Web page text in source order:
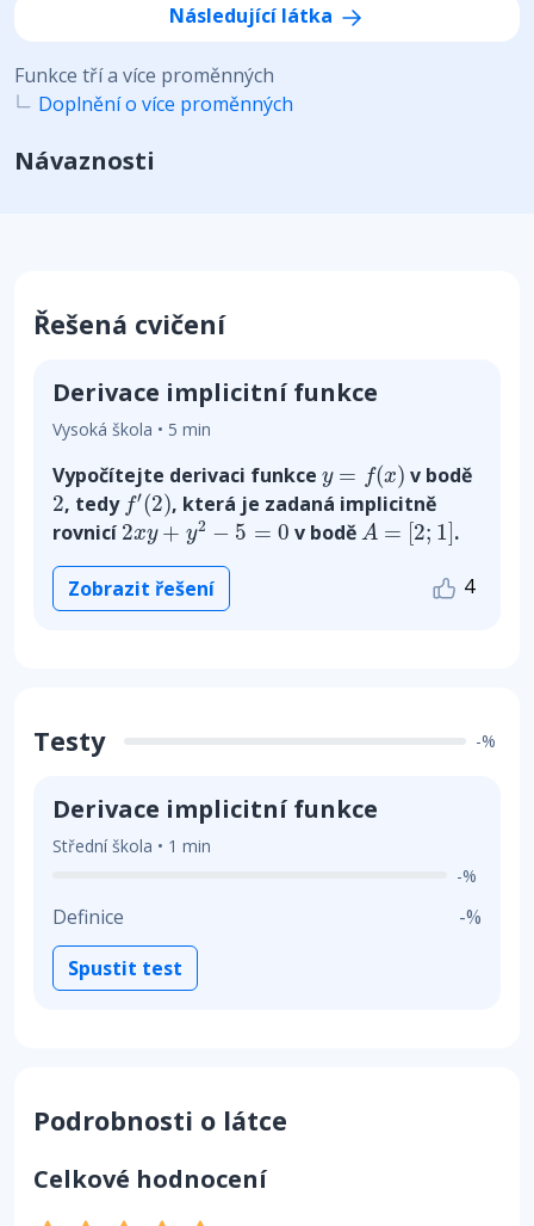
Následující látka
Funkce tří a více proměnných
Doplnění o více proměnných
Návaznosti
Řešená cvičení
Derivace implicitní funkce
Vysoká škola • 5 min
Vypočítejte derivaci funkce y = f(x)
y x)
v bodě
2
2, tedy f′(2)
f′(2) , která je zadaná implicitně
rovnicí 2xy + y2 − 5 = 0
2 xy+y 2−5=0 v bodě A = 2; 1
A=[2;1] .
Zobrazit řešení 4
Testy -%
Derivace implicitní funkce
Střední škola • 1 min
-%
Definice
-%
Spustit test
Podrobnosti o látce
Celkové hodnocení